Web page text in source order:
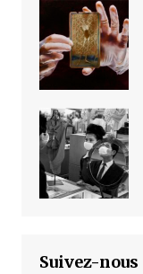
Suivez-nous